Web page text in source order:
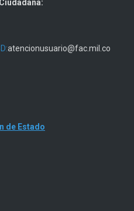
atencionusuario@fac.mil.co
de Estado